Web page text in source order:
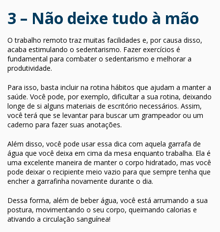
3 – Não deixe tudo à mão
O trabalho remoto traz muitas facilidades e, por causa disso,
acaba estimulando o sedentarismo. Fazer exercícios é
fundamental para combater o sedentarismo e melhorar a
produtividade.
Para isso, basta incluir na rotina hábitos que ajudam a manter a
saúde. Você pode, por exemplo, dificultar a sua rotina, deixando
longe de si alguns materiais de escritório necessários. Assim,
você terá que se levantar para buscar um grampeador ou um
caderno para fazer suas anotações.
Além disso, você pode usar essa dica com aquela garrafa de
água que você deixa em cima da mesa enquanto trabalha. Ela é
uma excelente maneira de manter o corpo hidratado, mas você
pode deixar o recipiente meio vazio para que sempre tenha que
encher a garrafinha novamente durante o dia.
Dessa forma, além de beber água, você está arrumando a sua
postura, movimentando o seu corpo, queimando calorias e
ativando a circulação sanguínea!